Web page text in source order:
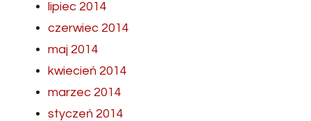
lipiec 2014
czerwiec 2014
maj 2014
kwiecień 2014
marzec 2014
styczeń 2014